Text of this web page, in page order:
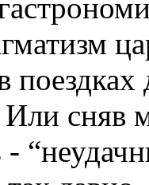
сняв